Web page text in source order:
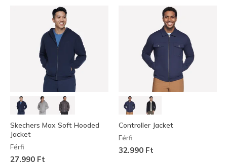
Skechers Max Soft Hooded
Jacket
Férfi
27.990 Ft
Controller Jacket
Férfi
32.990 Ft